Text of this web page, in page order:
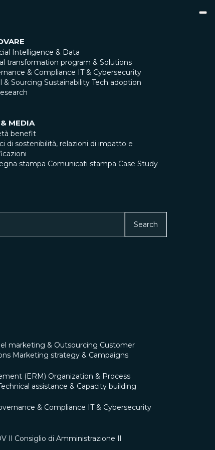
Intelligence & Data
transformation program & Solutions
& Compliance IT & Cybersecurity
& Sourcing Sustainability Tech adoption
& MEDIA
benefit
di sostenibilità, relazioni di impatto e
stampa Comunicati stampa Case Study
Search
marketing & Outsourcing Customer
Marketing strategy & Campaigns
(ERM) Organization & Process
assistance & Capacity building
& Compliance IT & Cybersecurity
Il Consiglio di Amministrazione Il